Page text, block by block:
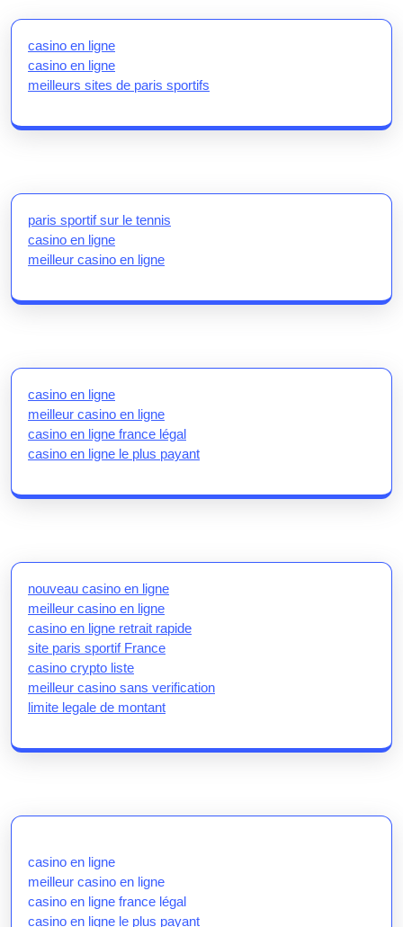
casino en ligne
casino en ligne
meilleurs sites de paris sportifs
paris sportif sur le tennis
casino en ligne
meilleur casino en ligne
casino en ligne
meilleur casino en ligne
casino en ligne france légal
casino en ligne le plus payant
nouveau casino en ligne
meilleur casino en ligne
casino en ligne retrait rapide
site paris sportif France
casino crypto liste
meilleur casino sans verification
limite legale de montant
casino en ligne
meilleur casino en ligne
casino en ligne france légal
casino en ligne le plus payant